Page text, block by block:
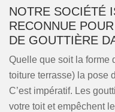
NOTRE SOCIÉTÉ
RECONNUE
DE GOUTTIÈRE
Quelle que soit la forme
toiture terrasse) la pose
C’est impératif. Les
votre toit et empêchent